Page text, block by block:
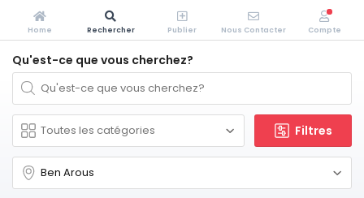
Qu'est-ce que vous cherchez?
Filtres
Home Rechercher Publier Nous Contacter Compte